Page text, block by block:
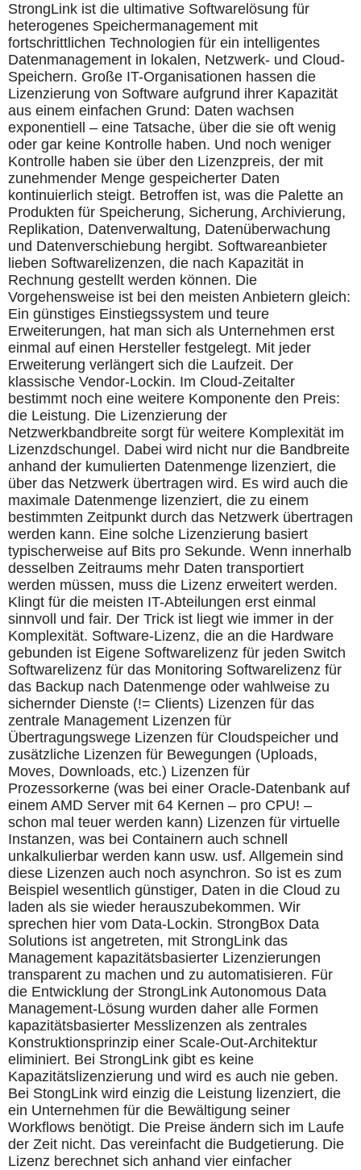
StrongLink ist die ultimative Softwarelösung für
heterogenes Speichermanagement mit
fortschrittlichen Technologien für ein intelligentes
Datenmanagement in lokalen, Netzwerk- und Cloud-
Speichern. Große IT-Organisationen hassen die
Lizenzierung von Software aufgrund ihrer Kapazität
aus einem einfachen Grund: Daten wachsen
exponentiell – eine Tatsache, über die sie oft wenig
oder gar keine Kontrolle haben. Und noch weniger
Kontrolle haben sie über den Lizenzpreis, der mit
zunehmender Menge gespeicherter Daten
kontinuierlich steigt. Betroffen ist, was die Palette an
Produkten für Speicherung, Sicherung, Archivierung,
Replikation, Datenverwaltung, Datenüberwachung
und Datenverschiebung hergibt. Softwareanbieter
lieben Softwarelizenzen, die nach Kapazität in
Rechnung gestellt werden können. Die
Vorgehensweise ist bei den meisten Anbietern gleich:
Ein günstiges Einstiegssystem und teure
Erweiterungen, hat man sich als Unternehmen erst
einmal auf einen Hersteller festgelegt. Mit jeder
Erweiterung verlängert sich die Laufzeit. Der
klassische Vendor-Lockin. Im Cloud-Zeitalter
bestimmt noch eine weitere Komponente den Preis:
die Leistung. Die Lizenzierung der
Netzwerkbandbreite sorgt für weitere Komplexität im
Lizenzdschungel. Dabei wird nicht nur die Bandbreite
anhand der kumulierten Datenmenge lizenziert, die
über das Netzwerk übertragen wird. Es wird auch die
maximale Datenmenge lizenziert, die zu einem
bestimmten Zeitpunkt durch das Netzwerk übertragen
werden kann. Eine solche Lizenzierung basiert
typischerweise auf Bits pro Sekunde. Wenn innerhalb
desselben Zeitraums mehr Daten transportiert
werden müssen, muss die Lizenz erweitert werden.
Klingt für die meisten IT-Abteilungen erst einmal
sinnvoll und fair. Der Trick ist liegt wie immer in der
Komplexität. Software-Lizenz, die an die Hardware
gebunden ist Eigene Softwarelizenz für jeden Switch
Softwarelizenz für das Monitoring Softwarelizenz für
das Backup nach Datenmenge oder wahlweise zu
sichernder Dienste (!= Clients) Lizenzen für das
zentrale Management Lizenzen für
Übertragungswege Lizenzen für Cloudspeicher und
zusätzliche Lizenzen für Bewegungen (Uploads,
Moves, Downloads, etc.) Lizenzen für
Prozessorkerne (was bei einer Oracle-Datenbank auf
einem AMD Server mit 64 Kernen – pro CPU! –
schon mal teuer werden kann) Lizenzen für virtuelle
Instanzen, was bei Containern auch schnell
unkalkulierbar werden kann usw. usf. Allgemein sind
diese Lizenzen auch noch asynchron. So ist es zum
Beispiel wesentlich günstiger, Daten in die Cloud zu
laden als sie wieder herauszubekommen. Wir
sprechen hier vom Data-Lockin. StrongBox Data
Solutions ist angetreten, mit StrongLink das
Management kapazitätsbasierter Lizenzierungen
transparent zu machen und zu automatisieren. Für
die Entwicklung der StrongLink Autonomous Data
Management-Lösung wurden daher alle Formen
kapazitätsbasierter Messlizenzen als zentrales
Konstruktionsprinzip einer Scale-Out-Architektur
eliminiert. Bei StrongLink gibt es keine
Kapazitätslizenzierung und wird es auch nie geben.
Bei StongLink wird einzig die Leistung lizenziert, die
ein Unternehmen für die Bewältigung seiner
Workflows benötigt. Die Preise ändern sich im Laufe
der Zeit nicht. Das vereinfacht die Budgetierung. Die
Lizenz berechnet sich anhand vier einfacher